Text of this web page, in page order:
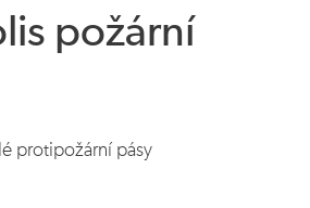
požární
protipožární pásy